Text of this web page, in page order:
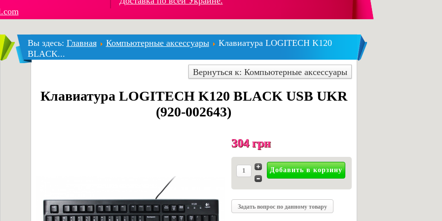
Вы здесь: Главная Компьютерные аксессуары
Клавиатура LOGITECH K120
BLACK...
Вернуться к: Компьютерные аксессуары
Клавиатура LOGITECH K120 BLACK USB UKR
(920-002643)
304 грн
Задать вопрос по данному товару